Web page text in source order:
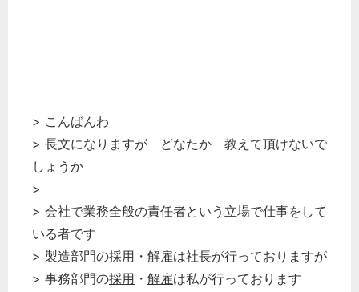
> こんばんわ
> 長文になりますが どなたか 教えて頂けないで
しょうか
>
> 会社で業務全般の責任者という立場で仕事をして
いる者です
> 製造部門の採用 ・ 解雇は社長が行っておりますが
> 事務部門の採用 ・ 解雇は私が行っております